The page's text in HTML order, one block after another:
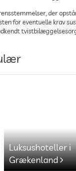
der
for eventuelle krav
Luksushoteller i
Grækenland